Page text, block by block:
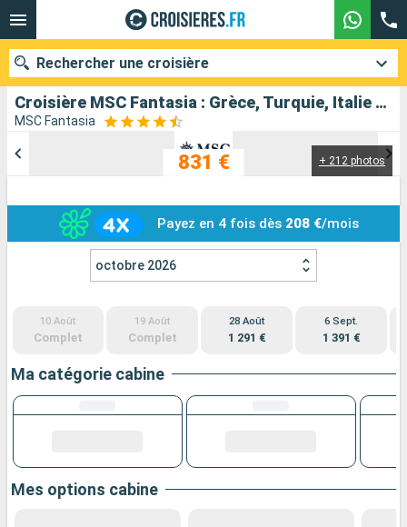
Croisière MSC Fantasia : Grèce, Turquie, Italie au départ de Trieste
MSC Fantasia
+ 212 photos
831 €
Payez en 4 fois dès 208 €/mois
octobre 2026
10 Août
Complet
19 Août
Complet
28 Août
1 291 €
6 Sept.
1 391 €
Ma catégorie cabine
Mes options cabine
Rechercher une croisière
Mois de départ
Ports Compagnies